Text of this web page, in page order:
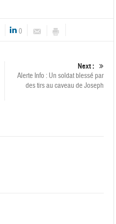
0
Next :
Alerte Info : Un soldat blessé par
des tirs au caveau de Joseph